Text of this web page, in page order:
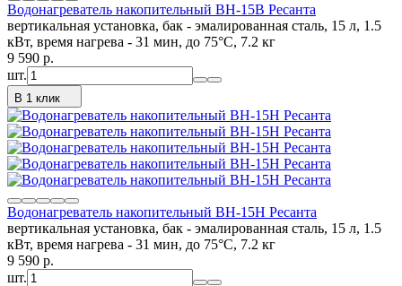
Водонагреватель накопительный ВН-15В Ресанта
вертикальная установка, бак - эмалированная сталь, 15 л, 1.5
кВт, время нагрева - 31 мин, до 75°C, 7.2 кг
9 590 p.
шт.
В 1 клик
Водонагреватель накопительный ВН-15Н Ресанта
вертикальная установка, бак - эмалированная сталь, 15 л, 1.5
кВт, время нагрева - 31 мин, до 75°C, 7.2 кг
9 590 p.
шт.